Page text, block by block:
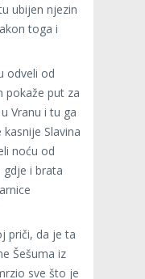
ubijen njezin
toga i
odveli od
pokaže put za
Vranu i tu ga
Slavina
noću od
i brata
priči, da je ta
Šešuma iz
sve što je